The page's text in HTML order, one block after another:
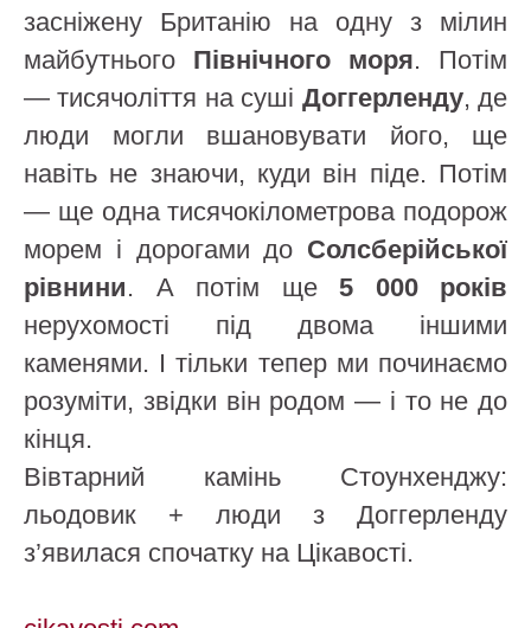
засніжену Британію на одну з мілин
майбутнього Північного моря. Потім
— тисячоліття на суші Доггерленду, де
люди могли вшановувати його, ще
навіть не знаючи, куди він піде. Потім
— ще одна тисячокілометрова подорож
морем і дорогами до Солсберійської
рівнини. А потім ще 5 000 років
нерухомості під двома іншими
каменями. І тільки тепер ми починаємо
розуміти, звідки він родом — і то не до
кінця.
Вівтарний камінь Стоунхенджу:
льодовик + люди з Доггерленду
з’явилася спочатку на Цікавості.